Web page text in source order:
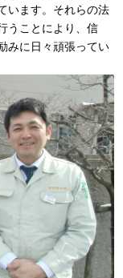
います。それらの法
うことにより、信
みに日々頑張ってい